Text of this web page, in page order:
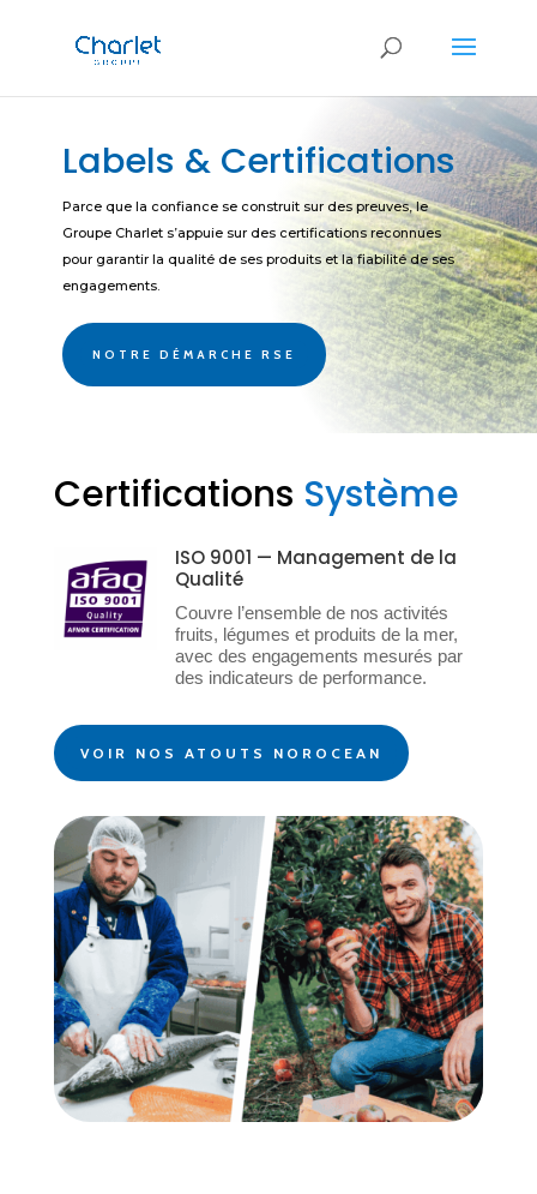
Labels & Certifications
Parce que la confiance se construit sur des preuves, le
Groupe Charlet s’appuie sur des certifications reconnues
pour garantir la qualité de ses produits et la fiabilité de ses
engagements.
NOTRE DÉMARCHE RSE
Certifications Système
ISO 9001 — Management de la
Qualité
Couvre l’ensemble de nos activités
fruits, légumes et produits de la mer,
avec des engagements mesurés par
des indicateurs de performance.
VOIR NOS ATOUTS NOROCEAN